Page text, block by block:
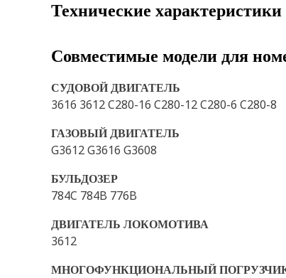
Технические
Совместимые модели для
СУДОВОЙ ДВИГАТЕЛЬ
3616 3612 C280-16 C280-12 C280-6 C280-8
ГАЗОВЫЙ ДВИГАТЕЛЬ
G3612 G3616 G3608
БУЛЬДОЗЕР
784C 784B 776B
ДВИГАТЕЛЬ ЛОКОМОТИВА
3612
МНОГОФУНКЦИОНАЛЬНЫЙ